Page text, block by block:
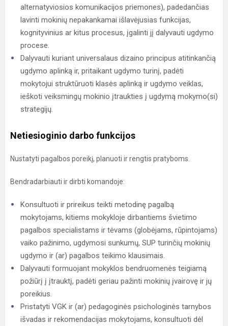
alternatyviosios komunikacijos priemones), padedančias
lavinti mokinių nepakankamai išlavėjusias funkcijas,
kognityvinius ar kitus procesus, įgalinti jį dalyvauti ugdymo
procese.
Dalyvauti kuriant universalaus dizaino principus atitinkančią
ugdymo aplinką ir, pritaikant ugdymo turinį, padėti
mokytojui struktūruoti klasės aplinką ir ugdymo veiklas,
ieškoti veiksmingų mokinio įtraukties į ugdymą mokymo(si)
strategijų.
Netiesioginio darbo funkcijos
Nustatyti pagalbos poreikį, planuoti ir rengtis pratyboms.
Bendradarbiauti ir dirbti komandoje:
Konsultuoti ir prireikus teikti metodinę pagalbą
mokytojams, kitiems mokykloje dirbantiems švietimo
pagalbos specialistams ir tėvams (globėjams, rūpintojams)
vaiko pažinimo, ugdymosi sunkumų, SUP turinčių mokinių
ugdymo ir (ar) pagalbos teikimo klausimais.
Dalyvauti formuojant mokyklos bendruomenės teigiamą
požiūrį į įtrauktį, padėti geriau pažinti mokinių įvairovę ir jų
poreikius.
Pristatyti VGK ir (ar) pedagoginės psichologinės tarnybos
išvadas ir rekomendacijas mokytojams, konsultuoti dėl